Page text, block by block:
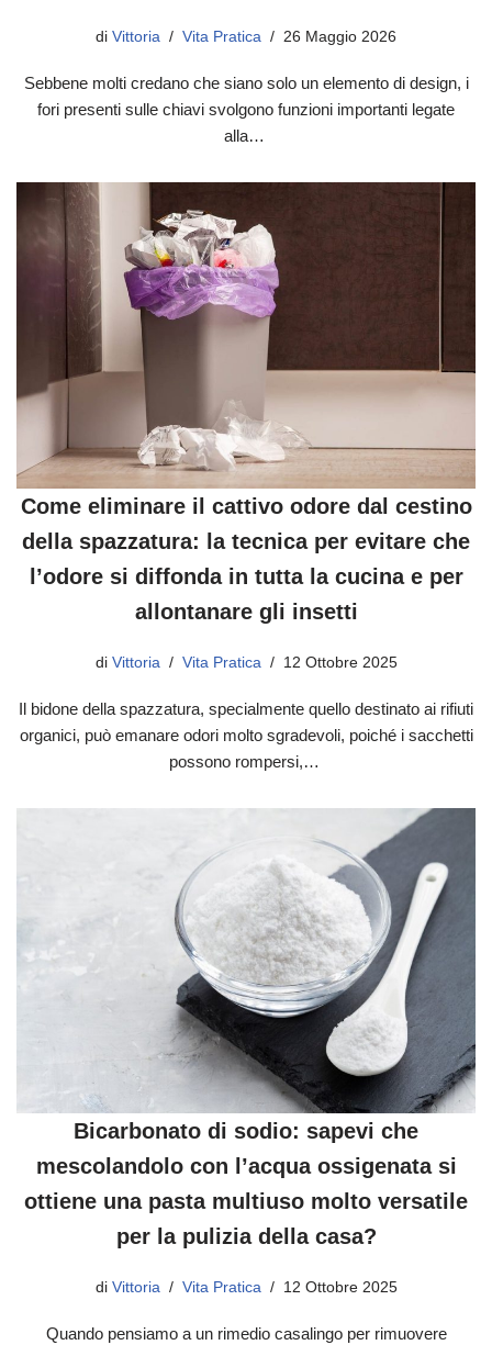
di Vittoria Vita Pratica 26 Maggio 2026
Sebbene molti credano che siano solo un elemento di design, i
fori presenti sulle chiavi svolgono funzioni importanti legate
alla…
Come eliminare il cattivo odore dal cestino
della spazzatura: la tecnica per evitare che
l’odore si diffonda in tutta la cucina e per
allontanare gli insetti
di Vittoria Vita Pratica 12 Ottobre 2025
Il bidone della spazzatura, specialmente quello destinato ai rifiuti
organici, può emanare odori molto sgradevoli, poiché i sacchetti
possono rompersi,…
Bicarbonato di sodio: sapevi che
mescolandolo con l’acqua ossigenata si
ottiene una pasta multiuso molto versatile
per la pulizia della casa?
di Vittoria Vita Pratica 12 Ottobre 2025
Quando pensiamo a un rimedio casalingo per rimuovere